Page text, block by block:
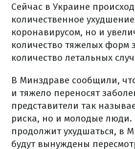
Сейчас в Украине
количественное
коронавирусом, но и
количество тяжелых форм
количество летальных
В Минздраве сообщили,
и тяжело переносят
представители так
риска, но и молодые люди.
продолжит ухудшаться, в
будут вынуждены